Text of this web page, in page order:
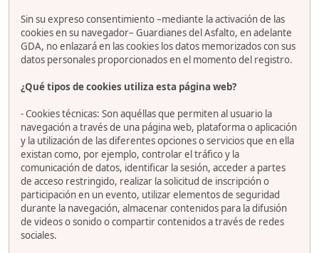
Sin su expreso consentimiento –mediante la activación de las
cookies en su navegador– Guardianes del Asfalto, en adelante
GDA, no enlazará en las cookies los datos memorizados con sus
datos personales proporcionados en el momento del registro.
¿Qué tipos de cookies utiliza esta página web?
- Cookies técnicas: Son aquéllas que permiten al usuario la
navegación a través de una página web, plataforma o aplicación
y la utilización de las diferentes opciones o servicios que en ella
existan como, por ejemplo, controlar el tráfico y la
comunicación de datos, identificar la sesión, acceder a partes
de acceso restringido, realizar la solicitud de inscripción o
participación en un evento, utilizar elementos de seguridad
durante la navegación, almacenar contenidos para la difusión
de videos o sonido o compartir contenidos a través de redes
sociales.